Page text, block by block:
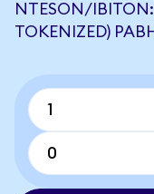
NTESON/IBITON:
TOKENIZED)